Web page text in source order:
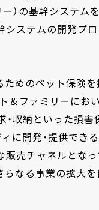
）の基幹システムを
システムの開発プロ
ためのペット保険を
＆ファミリーにおい
・収納といった損害
に開発・提供できる
販売チャネルとなっ
らなる事業の拡大を